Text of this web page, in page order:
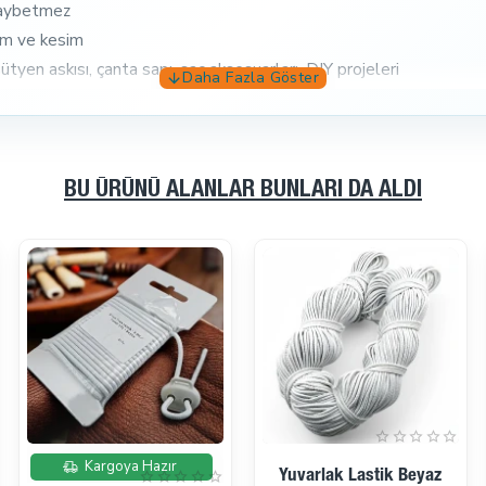
ve kesim
askısı, çanta sapı, saç aksesuarları, DIY projeleri
metre boyunca kalite sunar
kopar, ya da rengini kaybeder.
, ürününüze değer katar, müşterinize güven verir.
BU ÜRÜNÜ ALANLAR BUNLARI DA ALDI
İndirimde
Kargoya Hazır İndirimde
Kargoya Hazır